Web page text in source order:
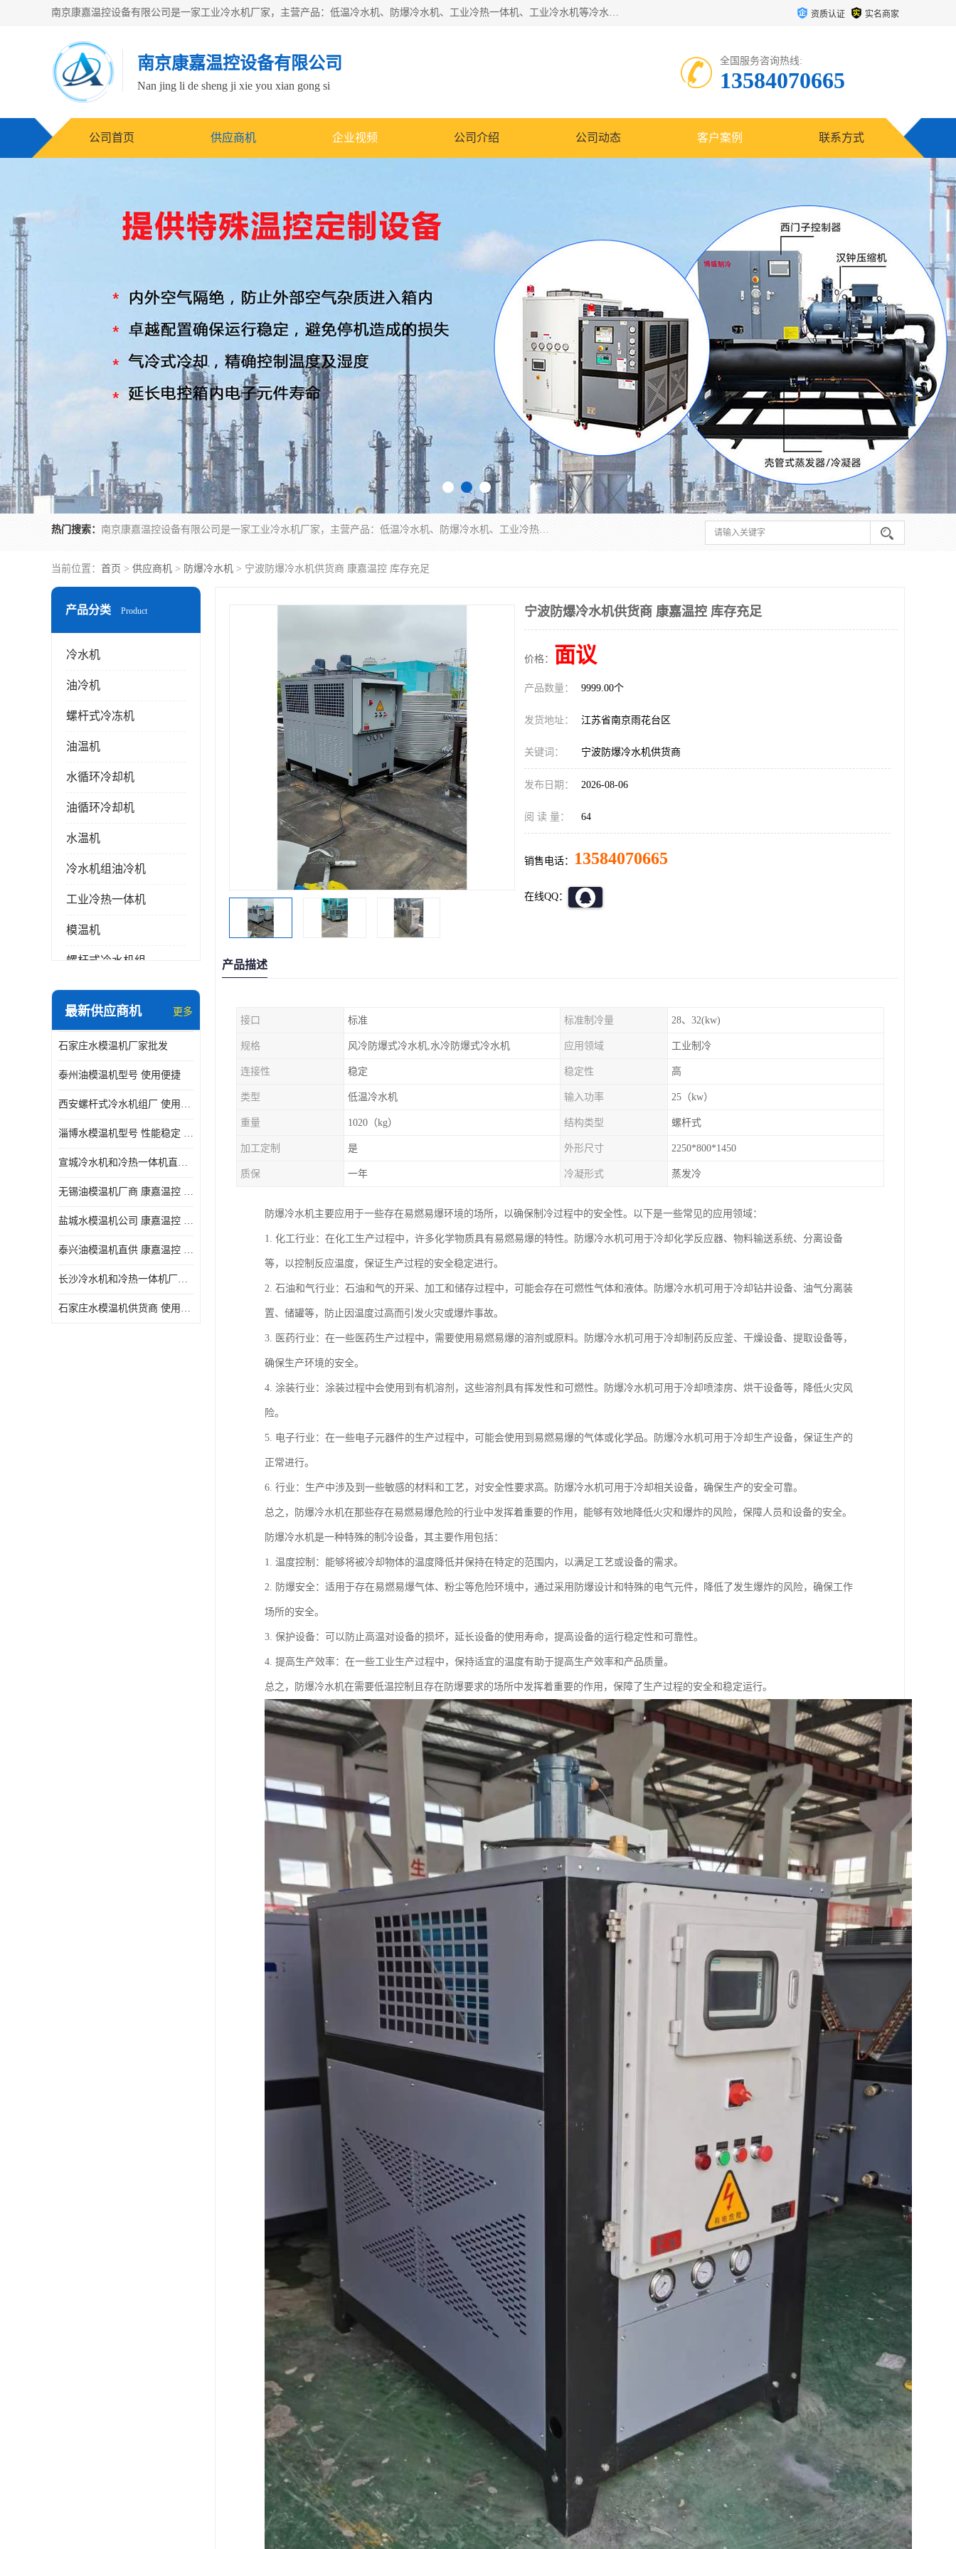
南京康嘉温控设备有限公司是一家工业冷水机厂家，主营产品：低温冷水机、防爆冷水机、工业冷热一体机、工业冷水机等冷水机，公司依托南京工业大学的技术，汇集众多业内技术，不断管理模式，使得我们的产品始终处于国内成员之一水平，在业界享有很高赞誉，是欧洲、北美、中东、东南亚等多个国家和地区。 资质认证 实名商家
南京康嘉温控设备有限公司
Nan jing li de sheng ji xie you xian gong si
全国服务咨询热线:
13584070665
公司首页 供应商机 企业视频 公司介绍 公司动态 客户案例 联系方式
热门搜索： 南京康嘉温控设备有限公司是一家工业冷水机厂家，主营产品：低温冷水机、防爆冷水机、工业冷热一体机、工业冷水机等冷水机，公司依托南京工业大学的技术，汇集众多业内技术，不断管理模式，使得我们的产品始终处于国内成员之一水平，在业界享有很高赞誉，是欧洲、北美、中东、东南亚等多个国家和地区。
当前位置： 首页 > 供应商机 > 防爆冷水机 > 宁波防爆冷水机供货商 康嘉温控 库存充足
产品分类 Product
冷水机
油冷机
螺杆式冷冻机
油温机
水循环冷却机
油循环冷却机
水温机
冷水机组油冷机
工业冷热一体机
模温机
螺杆式冷水机组
冷水机和冷热一体机
防爆冷水机
最新供应商机 更多
石家庄水模温机厂家批发
泰州油模温机型号 使用便捷
西安螺杆式冷水机组厂 使用便捷
淄博水模温机型号 性能稳定 康嘉温控
宣城冷水机和冷热一体机直供 操作方便
无锡油模温机厂商 康嘉温控 性能稳定
盐城水模温机公司 康嘉温控 操作方便
泰兴油模温机直供 康嘉温控 使用便捷
长沙冷水机和冷热一体机厂家电话 库存充足
石家庄水模温机供货商 使用便捷
宁波防爆冷水机供货商 康嘉温控 库存充足
价格： 面议
产品数量： 9999.00个
发货地址： 江苏省南京雨花台区
关键词： 宁波防爆冷水机供货商
发布日期： 2026-08-06
阅 读 量： 64
销售电话： 13584070665
在线QQ：
产品描述
接口 标准 标准制冷量 28、32(kw)
规格 风冷防爆式冷水机,水冷防爆式冷水机 应用领域 工业制冷
连接性 稳定 稳定性 高
类型 低温冷水机 输入功率 25（kw）
重量 1020（kg） 结构类型 螺杆式
加工定制 是 外形尺寸 2250*800*1450
质保 一年 冷凝形式 蒸发冷
防爆冷水机主要应用于一些存在易燃易爆环境的场所，以确保制冷过程中的安全性。以下是一些常见的应用领域：
1. 化工行业：在化工生产过程中，许多化学物质具有易燃易爆的特性。防爆冷水机可用于冷却化学反应器、物料输送系统、分离设备
等，以控制反应温度，保证生产过程的安全稳定进行。
2. 石油和气行业：石油和气的开采、加工和储存过程中，可能会存在可燃性气体和液体。防爆冷水机可用于冷却钻井设备、油气分离装
置、储罐等，防止因温度过高而引发火灾或爆炸事故。
3. 医药行业：在一些医药生产过程中，需要使用易燃易爆的溶剂或原料。防爆冷水机可用于冷却制药反应釜、干燥设备、提取设备等，
确保生产环境的安全。
4. 涂装行业：涂装过程中会使用到有机溶剂，这些溶剂具有挥发性和可燃性。防爆冷水机可用于冷却喷漆房、烘干设备等，降低火灾风
险。
5. 电子行业：在一些电子元器件的生产过程中，可能会使用到易燃易爆的气体或化学品。防爆冷水机可用于冷却生产设备，保证生产的
正常进行。
6. 行业：生产中涉及到一些敏感的材料和工艺，对安全性要求高。防爆冷水机可用于冷却相关设备，确保生产的安全可靠。
总之，防爆冷水机在那些存在易燃易爆危险的行业中发挥着重要的作用，能够有效地降低火灾和爆炸的风险，保障人员和设备的安全。
防爆冷水机是一种特殊的制冷设备，其主要作用包括：
1. 温度控制：能够将被冷却物体的温度降低并保持在特定的范围内，以满足工艺或设备的需求。
2. 防爆安全：适用于存在易燃易爆气体、粉尘等危险环境中，通过采用防爆设计和特殊的电气元件，降低了发生爆炸的风险，确保工作
场所的安全。
3. 保护设备：可以防止高温对设备的损坏，延长设备的使用寿命，提高设备的运行稳定性和可靠性。
4. 提高生产效率：在一些工业生产过程中，保持适宜的温度有助于提高生产效率和产品质量。
总之，防爆冷水机在需要低温控制且存在防爆要求的场所中发挥着重要的作用，保障了生产过程的安全和稳定运行。